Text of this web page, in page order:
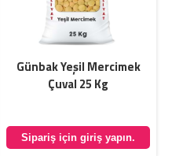
Günbak Yeşil Mercimek
Çuval 25 Kg
Sipariş için giriş yapın.